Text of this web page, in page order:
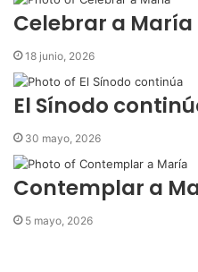
r
c
r
r
e
e
l
c
t
Celebrar a María
18 junio, 2026
El Sínodo
30 mayo, 2026
Contemplar a
5 mayo, 2026